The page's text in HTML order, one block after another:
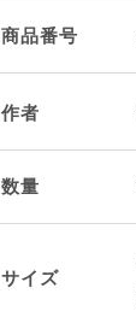
作者
数量
サイズ
商品番号